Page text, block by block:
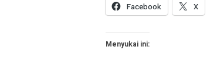
Facebook X
Menyukai ini: